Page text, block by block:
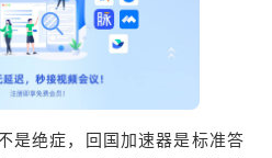
是绝症，回国加速器是标准答